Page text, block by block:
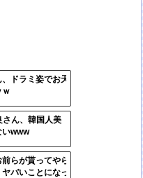
ドラミ姿でお天
ｗ
さん、韓国人美
いwww
らが貰ってやら
バいことになっ